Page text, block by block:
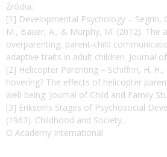
Źródła:
[1] Developmental Psychology – Segrin,
M., Bauer, A., & Murphy, M. (2012). The
overparenting, parent-child
adaptive traits in adult children. Journal
[2] Helicopter Parenting – Schiffrin, H.
hovering? The effects of helicopter
well-being. Journal of Child and Family
[3] Erikson’s Stages of Psychosocial
(1963). Childhood and Society.
O Academy International